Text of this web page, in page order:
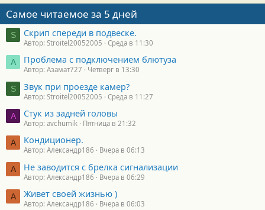
Самое читаемое за 5 дней
S Скрип спереди в подвеске.
Автор: Stroitel20052005 Среда в 11:30
А Проблема с подключением блютуза
Автор: Азамат727 Четверг в 13:30
S Звук при проезде камер?
Автор: Stroitel20052005 Среда в 11:27
A Стук из задней головы
Автор: avchumik Пятница в 21:32
А Кондиционер.
Автор: Александр186 Вчера в 06:13
А Не заводится с брелка сигнализации
Автор: Александр186 Вчера в 06:29
А Живет своей жизнью )
Автор: Александр186 Вчера в 06:03